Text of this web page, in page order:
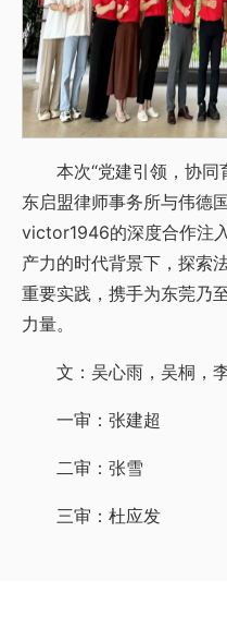
本次“党建引领，协
东启盟律师事务所与伟德
victor1946的深度合作注
产力的时代背景下，探索
重要实践，携手为东莞乃
力量。
文：吴心雨，吴桐，
一审：张建超
二审：张雪
三审：杜应发